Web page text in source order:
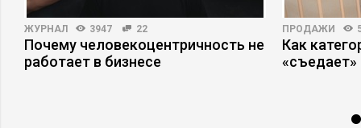
ЖУРНАЛ 3947 22
Почему человекоцентричность не
работает в бизнесе
ПРОДАЖИ
Как